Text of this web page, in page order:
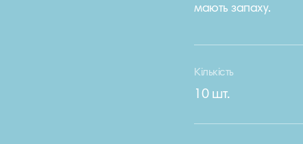
мають запаху.
Кількість
10 шт.